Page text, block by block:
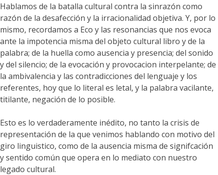
Hablamos de la batalla cultural contra la sinrazón como
razón de la desafección y la irracionalidad objetiva. Y, por lo
mismo, recordamos a Eco y las resonancias que nos evoca
ante la impotencia misma del objeto cultural libro y de la
palabra; de la huella como ausencia y presencia; del sonido
y del silencio; de la evocación y provocacion interpelante; de
la ambivalencia y las contradicciones del lenguaje y los
referentes, hoy que lo literal es letal, y la palabra vacilante,
titilante, negación de lo posible.
Esto es lo verdaderamente inédito, no tanto la crisis de
representación de la que venimos hablando con motivo del
giro linguistico, como de la ausencia misma de signifcación
y sentido común que opera en lo mediato con nuestro
legado cultural.